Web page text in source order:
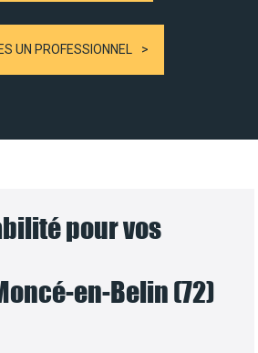
UN PROFESSIONNEL
pour vos
en-Belin (72)